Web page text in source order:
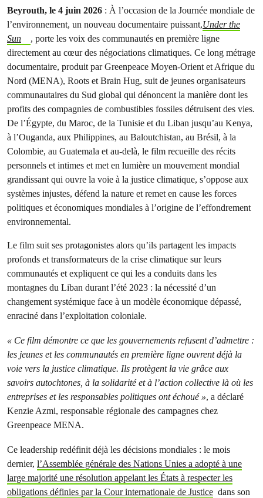
Beyrouth, le 4 juin 2026 : À l’occasion de la Journée mondiale de
l’environnement, un nouveau documentaire puissant,Under the
Sun
, porte les voix des communautés en première ligne
directement au cœur des négociations climatiques. Ce long métrage
documentaire, produit par Greenpeace Moyen-Orient et Afrique du
Nord (MENA), Roots et Brain Hug, suit de jeunes organisateurs
communautaires du Sud global qui dénoncent la manière dont les
profits des compagnies de combustibles fossiles détruisent des vies.
De l’Égypte, du Maroc, de la Tunisie et du Liban jusqu’au Kenya,
à l’Ouganda, aux Philippines, au Baloutchistan, au Brésil, à la
Colombie, au Guatemala et au-delà, le film recueille des récits
personnels et intimes et met en lumière un mouvement mondial
grandissant qui ouvre la voie à la justice climatique, s’oppose aux
systèmes injustes, défend la nature et remet en cause les forces
politiques et économiques mondiales à l’origine de l’effondrement
environnemental.
Le film suit ses protagonistes alors qu’ils partagent les impacts
profonds et transformateurs de la crise climatique sur leurs
communautés et expliquent ce qui les a conduits dans les
montagnes du Liban durant l’été 2023 : la nécessité d’un
changement systémique face à un modèle économique dépassé,
enraciné dans l’exploitation coloniale.
« Ce film démontre ce que les gouvernements refusent d’admettre :
les jeunes et les communautés en première ligne ouvrent déjà la
voie vers la justice climatique. Ils protègent la vie grâce aux
savoirs autochtones, à la solidarité et à l’action collective là où les
entreprises et les responsables politiques ont échoué », a déclaré
Kenzie Azmi, responsable régionale des campagnes chez
Greenpeace MENA.
Ce leadership redéfinit déjà les décisions mondiales : le mois
dernier, l’Assemblée générale des Nations Unies a adopté à une
large majorité une résolution appelant les États à respecter les
obligations définies par la Cour internationale de Justice dans son